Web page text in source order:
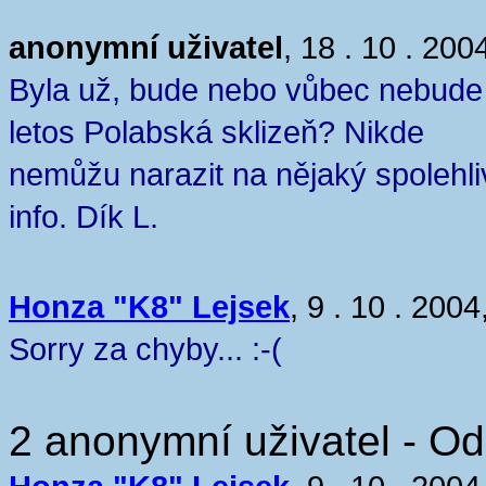
anonymní uživatel, 18 . 10 .
Byla už, bude nebo vůbec nebude
letos Polabská sklizeň? Nikde
nemůžu narazit na nějaký
info. Dík L.
Honza "K8" Lejsek, 9 . 10 .
Sorry za chyby... :-(
2 anonymní uživatel -